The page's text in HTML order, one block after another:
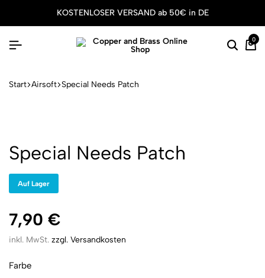
KOSTENLOSER VERSAND ab 50€ in DE
Suche
0
Start Airsoft Special Needs Patch
Special Needs Patch
Auf Lager
7,90 €
inkl. MwSt. zzgl. Versandkosten
Farbe